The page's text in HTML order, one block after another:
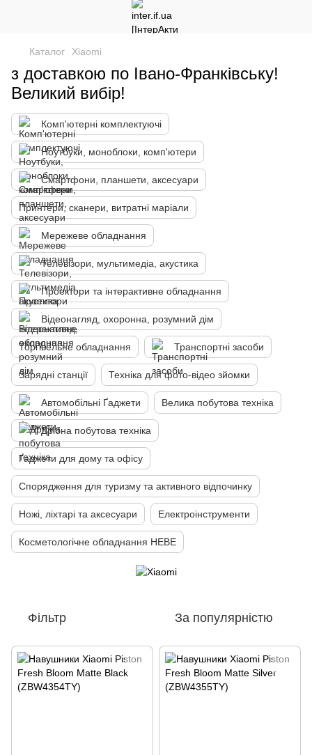
Каталог Xiaomi
з доставкою по Івано-Франківську!
Великий вибір!
Комп'ютерні комплектуючі
Ноутбуки, моноблоки, комп'ютери
Смартфони, планшети, аксесуари
Принтери, сканери, витратні маріали
Мережеве обладнання
Телевізори, мультимедіа, акустика
Проектори та інтерактивне обладнання
Відеонагляд, охоронна, розумний дім
Торгівельне обладнання Транспортні засоби
Зарядні станції Техніка для фото-відео зйомки
Автомобільні Ґаджети Велика побутова техніка
Дрібна побутова техніка
Ґаджети для дому та офісу
Спорядження для туризму та активного відпочинку
Ножі, ліхтарі та аксесуари Електроінструменти
Косметологічне обладнання HEBE
Фільтр За популярністю